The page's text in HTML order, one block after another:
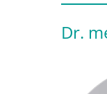
Dr.